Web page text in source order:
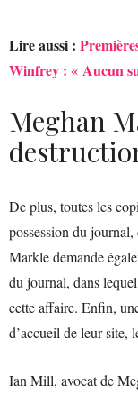
Lire aussi :
Winfrey : « Aucun
Meghan
De plus, toutes les
possession du
Markle demande
du journal, dans
cette affaire. Enfin,
d’accueil de leur
Ian Mill, avocat de